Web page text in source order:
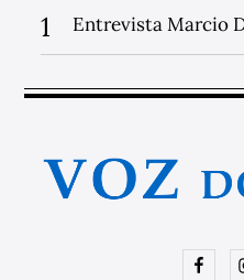
1 Entrevista Marcio
Facebook